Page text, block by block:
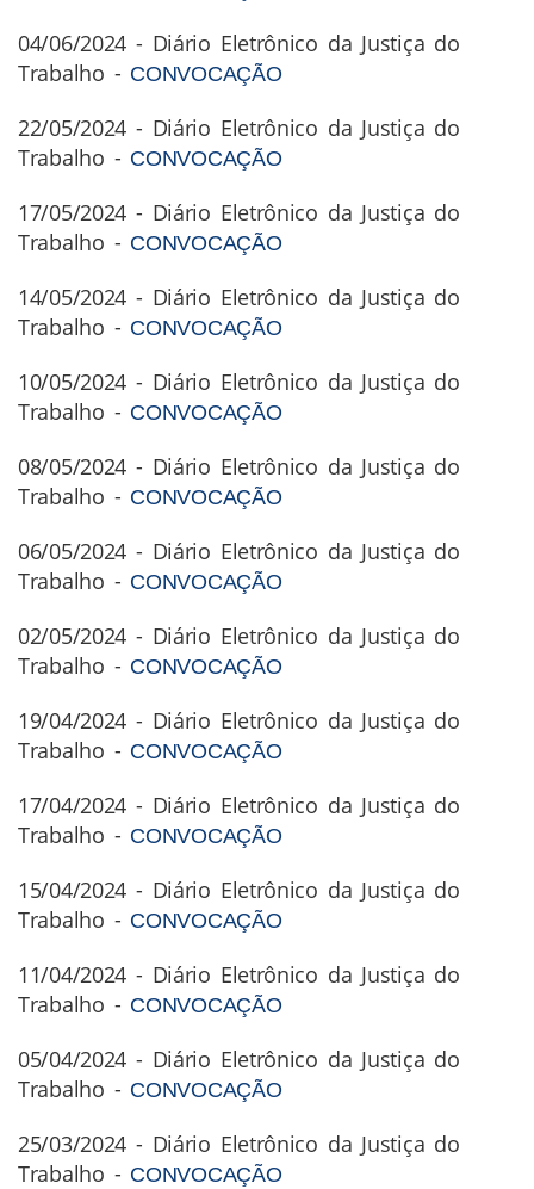
04/06/2024 - Diário Eletrônico da Justiça do
Trabalho - CONVOCAÇÃO
22/05/2024 - Diário Eletrônico da Justiça do
Trabalho - CONVOCAÇÃO
17/05/2024 - Diário Eletrônico da Justiça do
Trabalho - CONVOCAÇÃO
14/05/2024 - Diário Eletrônico da Justiça do
Trabalho - CONVOCAÇÃO
10/05/2024 - Diário Eletrônico da Justiça do
Trabalho - CONVOCAÇÃO
08/05/2024 - Diário Eletrônico da Justiça do
Trabalho - CONVOCAÇÃO
06/05/2024 - Diário Eletrônico da Justiça do
Trabalho - CONVOCAÇÃO
02/05/2024 - Diário Eletrônico da Justiça do
Trabalho - CONVOCAÇÃO
19/04/2024 - Diário Eletrônico da Justiça do
Trabalho - CONVOCAÇÃO
17/04/2024 - Diário Eletrônico da Justiça do
Trabalho - CONVOCAÇÃO
15/04/2024 - Diário Eletrônico da Justiça do
Trabalho - CONVOCAÇÃO
11/04/2024 - Diário Eletrônico da Justiça do
Trabalho - CONVOCAÇÃO
05/04/2024 - Diário Eletrônico da Justiça do
Trabalho - CONVOCAÇÃO
25/03/2024 - Diário Eletrônico da Justiça do
Trabalho - CONVOCAÇÃO